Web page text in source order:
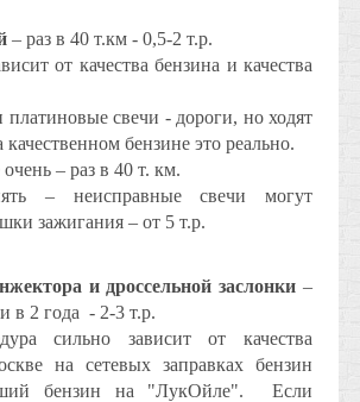
– раз в 40 т.км - 0,5-2 т.р.
от качества бензина и качества
свечи - дороги, но ходят
бензине это реально.
– раз в 40 т. км.
– неисправные свечи могут
зажигания – от 5 т.р.
и дроссельной заслонки –
в 2 года - 2-3 т.р.
сильно зависит от качества
на сетевых заправках бензин
бензин на "ЛукОйле". Если